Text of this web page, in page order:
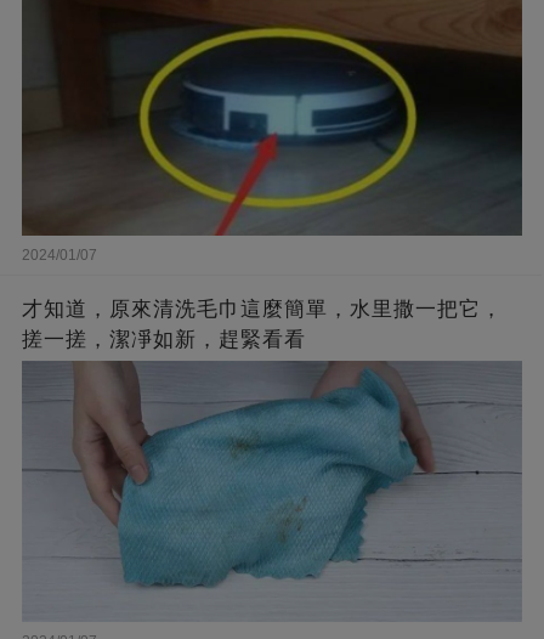
2024/01/07
才知道，原來清洗毛巾這麼簡單，水里撒一把它，
搓一搓，潔凈如新，趕緊看看